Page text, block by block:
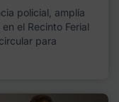
policial, amplía
el Recinto Ferial
para